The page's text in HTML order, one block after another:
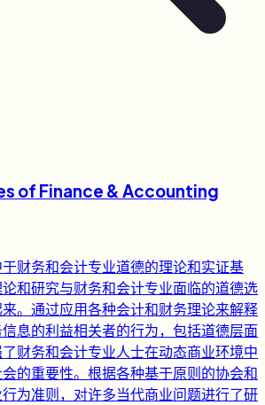
of Finance & Accounting
财务和会计专业道德的理论和实证基
和研究与财务和会计专业面临的道德选
。通过应用各种会计和财务理论来解释
息的利益相关者的行为，包括道德层面
财务和会计专业人士在动态商业环境中
的重要性。根据各种基于原则的协会和
为准则，对许多当代商业问题进行了研